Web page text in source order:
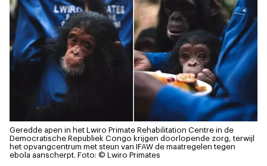
Geredde apen in het Lwiro Primate Rehabilitation Centre in de
Democratische Republiek Congo krijgen doorlopende zorg, terwijl
het opvangcentrum met steun van IFAW de maatregelen tegen
ebola aanscherpt. Foto: © Lwiro Primates